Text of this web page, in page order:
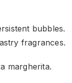
bubbles.
fragrances.
margherita.